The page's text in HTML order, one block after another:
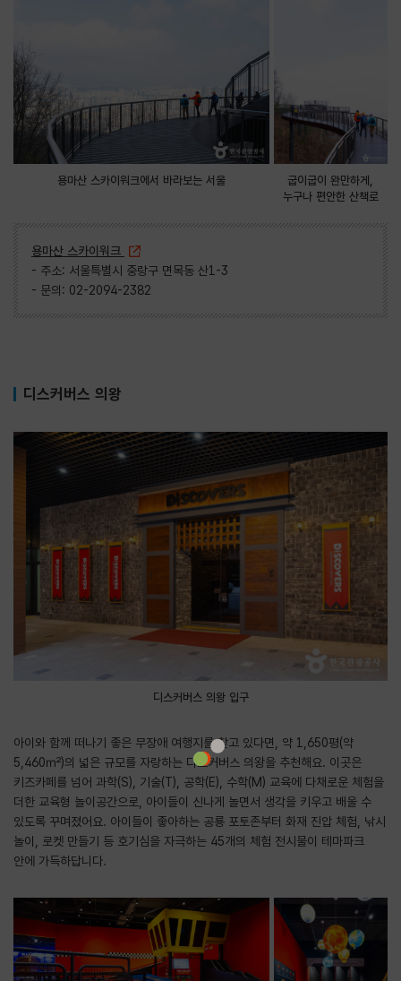
용마산 스카이워크에서 바라보는 서울
굽이굽이 완만하게,
누구나 편안한 산책로
용마산 스카이워크
- 주소: 서울특별시 중랑구 면목동 산1-3
- 문의: 02-2094-2382
디스커버스 의왕
디스커버스 의왕 입구
아이와 함께 떠나기 좋은 무장애 여행지를 찾고 있다면, 약 1,650평(약
5,460㎡)의 넓은 규모를 자랑하는 디스커버스 의왕을 추천해요. 이곳은
키즈카페를 넘어 과학(S), 기술(T), 공학(E), 수학(M) 교육에 다채로운 체험을
더한 교육형 놀이공간으로, 아이들이 신나게 놀면서 생각을 키우고 배울 수
있도록 꾸며졌어요. 아이들이 좋아하는 공룡 포토존부터 화재 진압 체험, 낚시
놀이, 로켓 만들기 등 호기심을 자극하는 45개의 체험 전시물이 테마파크
안에 가득하답니다.